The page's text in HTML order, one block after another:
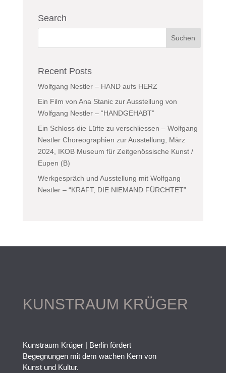
Search
Recent Posts
Wolfgang Nestler – HAND aufs HERZ
Ein Film von Ana Stanic zur Ausstellung von
Wolfgang Nestler – “HANDGEHABT”
Ein Schloss die Lüfte zu verschliessen – Wolfgang
Nestler Choreographien zur Ausstellung, März
2024, IKOB Museum für Zeitgenössische Kunst /
Eupen (B)
Werkgespräch und Ausstellung mit Wolfgang
Nestler – “KRAFT, DIE NIEMAND FÜRCHTET”
KUNSTRAUM KRÜGER
Kunstraum Krüger | Berlin fördert
Begegnungen mit dem wachen Kern von
Kunst und Kultur.